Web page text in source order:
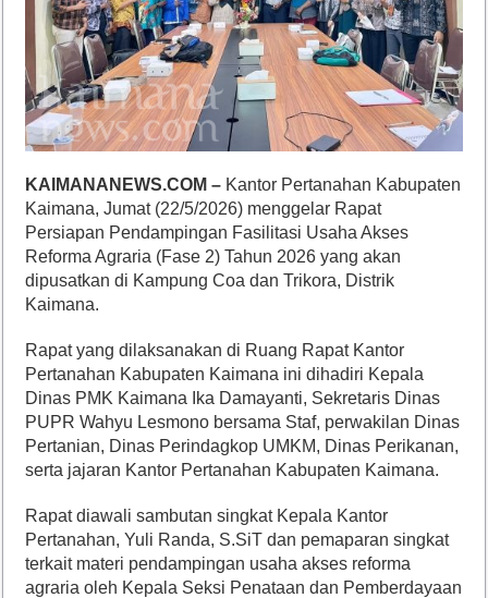
KAIMANANEWS.COM – Kantor Pertanahan Kabupaten
Kaimana, Jumat (22/5/2026) menggelar Rapat
Persiapan Pendampingan Fasilitasi Usaha Akses
Reforma Agraria (Fase 2) Tahun 2026 yang akan
dipusatkan di Kampung Coa dan Trikora, Distrik
Kaimana.
Rapat yang dilaksanakan di Ruang Rapat Kantor
Pertanahan Kabupaten Kaimana ini dihadiri Kepala
Dinas PMK Kaimana Ika Damayanti, Sekretaris Dinas
PUPR Wahyu Lesmono bersama Staf, perwakilan Dinas
Pertanian, Dinas Perindagkop UMKM, Dinas Perikanan,
serta jajaran Kantor Pertanahan Kabupaten Kaimana.
Rapat diawali sambutan singkat Kepala Kantor
Pertanahan, Yuli Randa, S.SiT dan pemaparan singkat
terkait materi pendampingan usaha akses reforma
agraria oleh Kepala Seksi Penataan dan Pemberdayaan